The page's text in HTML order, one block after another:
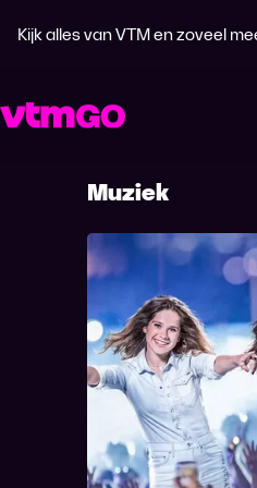
Kijk alles van VTM en zoveel
Muziek
2 Meisjes op